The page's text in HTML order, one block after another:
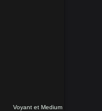
Voyant et Medium